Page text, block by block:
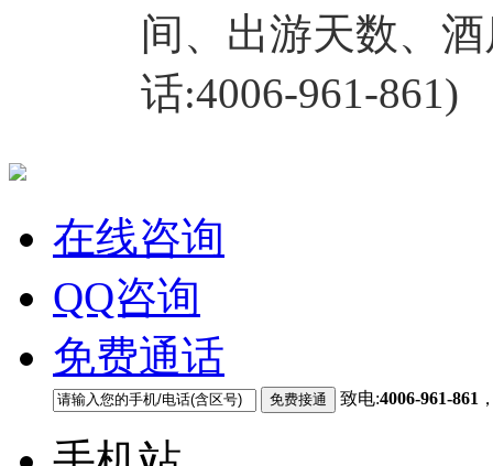
间、出游天数、
话:4006-961-861)
在线咨询
QQ咨询
免费通话
致电:4006-961-861